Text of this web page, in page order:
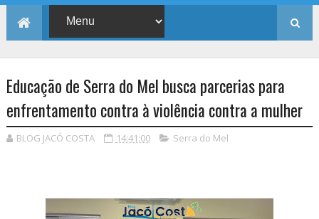
Educação de Serra do Mel busca parcerias para
enfrentamento contra à violência contra a mulher
BLOG JACÓ COSTA 14:41:00 Serra do Mel